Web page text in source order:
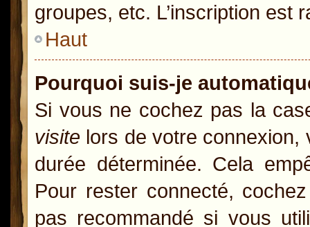
groupes, etc. L’inscription est
Haut
Pourquoi suis-je
Si vous ne cochez pas la
visite lors de votre connexion,
durée déterminée. Cela
Pour rester connecté,
pas recommandé si vous